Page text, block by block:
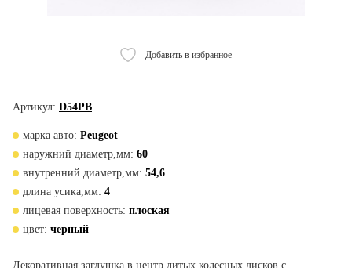
Добавить в избранное
Артикул: D54PB
марка авто: Peugeot
наружний диаметр,мм: 60
внутренний диаметр,мм: 54,6
длина усика,мм: 4
лицевая поверхность: плоская
цвет: черный
Декоративная заглушка в центр литых колесных дисков c